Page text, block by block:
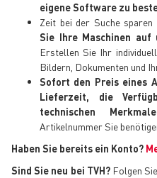
eigene Software zu
Zeit bei der Suche sparen
Sie Ihre Maschinen
Erstellen Sie Ihr
Bildern, Dokumenten und
Sofort den Preis eines
Lieferzeit, die
technischen
Artikelnummer Sie
Haben Sie bereits ein Konto?
Sind Sie neu bei TVH?Folgen